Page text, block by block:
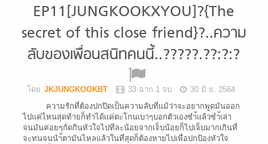
EP11[JUNGKOOKXYOU]?{The
secret of this close friend}?..ความ
ลับของเพื่อนสนิทคนนี้..?????.??:?:?
โดย JKJUNGKOOKBT 33 ฉาก 1 จบ
30 มิ.ย. 2564
ความรักที่ต้องปกปิดเป็นความลับที่เเม้ว่าจะอยากพูดมันออก
ไปแค่ไหนสุดท้ายก็ทำได้เเค่ตะโกนเบาๆบอกตัวเองซำ้เเล้วซำ้เล่า
จนมันค่อยๆกัดกินหัวใจไปทีละน้อยจากเจ็บน้อยก็ไปเจ็บมากเกินที่
จะทนจนนำ้ตามันไหลแล้วในที่สุดก็ต้องหายไปเพื่อปกป้องหัวใจ